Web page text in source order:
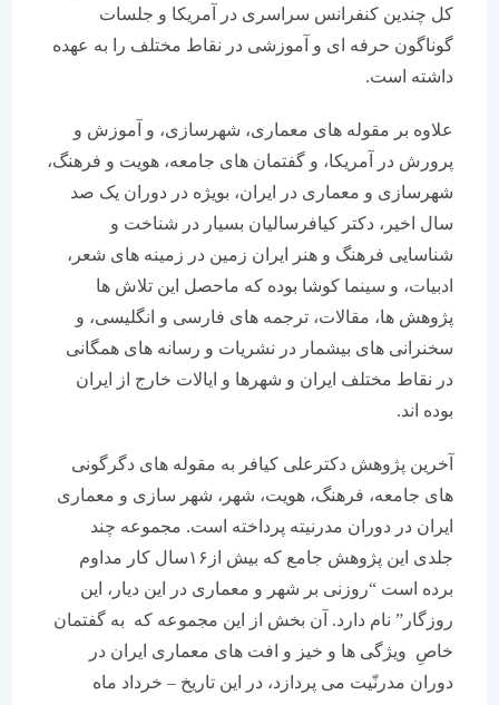
کل چندین کنفرانس سراسری در آمریکا و جلسات
گوناگون حرفه ای و آموزشی در نقاط مختلف را به عهده
داشته است.
علاوه بر مقوله های معماری، شهرسازی، و آموزش و
پرورش در آمریکا، و گفتمان های جامعه، هویت و فرهنگ،
شهرسازی و معماری در ایران، بویژه در دوران یک صد
سال اخیر، دکتر کیافرسالیان بسیار در شناخت و
شناسایی فرهنگ و هنر ایران زمین در زمینه های شعر،
ادبیات، و سینما کوشا بوده که ماحصل این تلاش ها
پژوهش ها، مقالات، ترجمه های فارسی و انگلیسی، و
سخنرانی های بیشمار در نشریات و رسانه های همگانی
در نقاط مختلف ایران و شهرها و ایالات خارج از ایران
بوده اند.
آخرین پژوهش دکترعلی کیافر به مقوله های دگرگونی
های جامعه، فرهنگ، هویت، شهر، شهر سازی و معماری
ایران در دوران مدرنیته پرداخته است. مجموعه چند
جلدی این پژوهش جامع که بیش از۱۶سال کار مداوم
برده است “روزنی بر شهر و معماری در این دیار، این
روزگار” نام دارد. آن بخش از این مجموعه که به گفتمان
ویژگی ها و خیز و افت های معماری ایران در
دوران مدرنّیت می پردازد، در این تاریخ – خرداد ماه